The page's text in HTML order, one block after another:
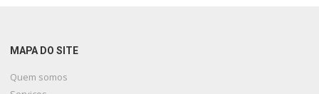
MAPA DO SITE
Quem somos